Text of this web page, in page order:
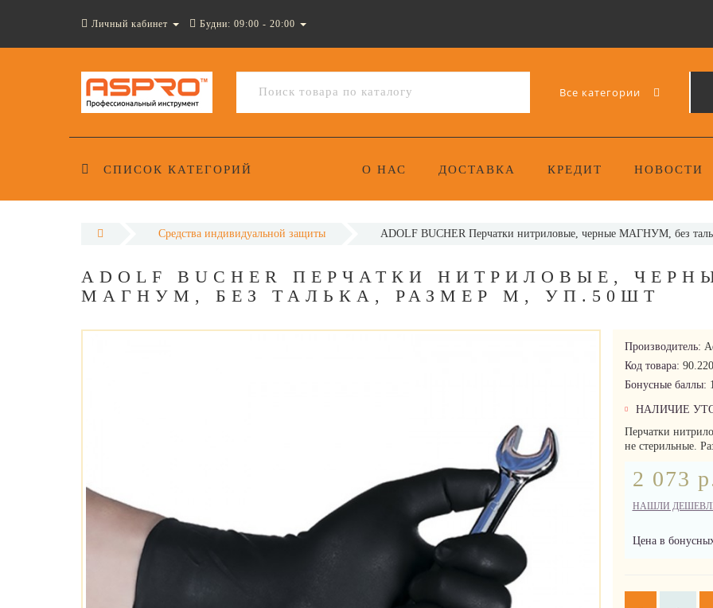
Личный кабинет Будни: 09:00 - 20:00
Все категории
СПИСОК КАТЕГОРИЙ О НАС ДОСТАВКА КРЕДИТ НОВОСТИ
Средства индивидуальной защиты ADOLF BUCHER Перчатки нитриловые, черные МАГНУМ, без
ADOLF BUCHER ПЕРЧАТКИ НИТРИЛОВЫЕ,
МАГНУМ, БЕЗ ТАЛЬКА, РАЗМЕР M, УП.50ШТ
Производитель:
Код товара:
Бонусные баллы:
НАЛИЧИЕ
Перчатки
не стерильные.
2 073
НАШЛИ
Цена в